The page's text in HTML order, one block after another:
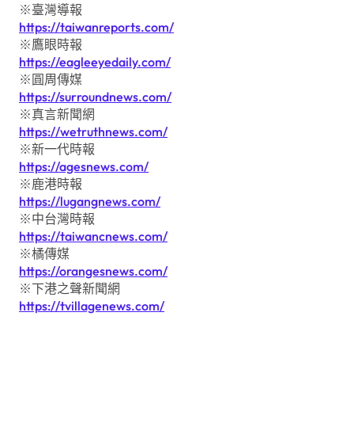
※臺灣導報
https://taiwanreports.com/
※鷹眼時報
https://eagleeyedaily.com/
※圓周傳媒
https://surroundnews.com/
※真言新聞網
https://wetruthnews.com/
※新一代時報
https://agesnews.com/
※鹿港時報
https://lugangnews.com/
※中台灣時報
https://taiwancnews.com/
※橘傳媒
https://orangesnews.com/
※下港之聲新聞網
https://tvillagenews.com/